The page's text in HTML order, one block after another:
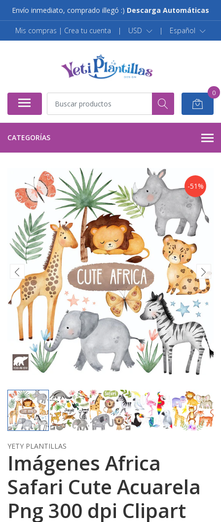
Envío inmediato, comprado illegó :) Descarga Automáticas
Mis compras | Crea tu cuenta | USD | Español
0
CATEGORÍAS
-51%
YETY PLANTILLAS
Imágenes Africa
Safari Cute Acuarela
Png 300 dpi Clipart